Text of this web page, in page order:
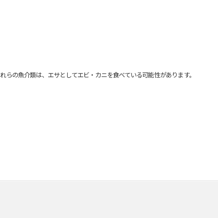
の魚介類は、エサとしてエビ・カニを食べている可能性があります。